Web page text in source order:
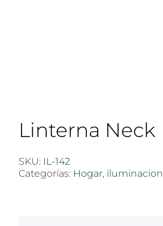
Linterna Neck
SKU: IL-142
Categorías: Hogar, iluminacion